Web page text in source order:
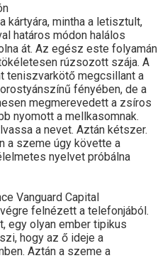
kártyára, mintha a letisztult,
határos módon halálos
át. Az egész este folyamán
rúzsozott szája. A
teniszvarkötő megcsillant a
fényében, de a
megmerevedett a zsíros
nyomott a mellkasomnak.
a nevet. Aztán kétszer.
a szeme úgy követte a
nyelvet próbálna
Vanguard Capital
felnézett a telefonjából.
egy olyan ember tipikus
hogy az ő ideje a
Aztán a szeme a